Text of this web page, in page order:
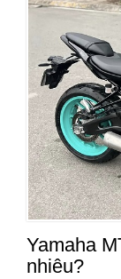
Yamaha
nhiêu?